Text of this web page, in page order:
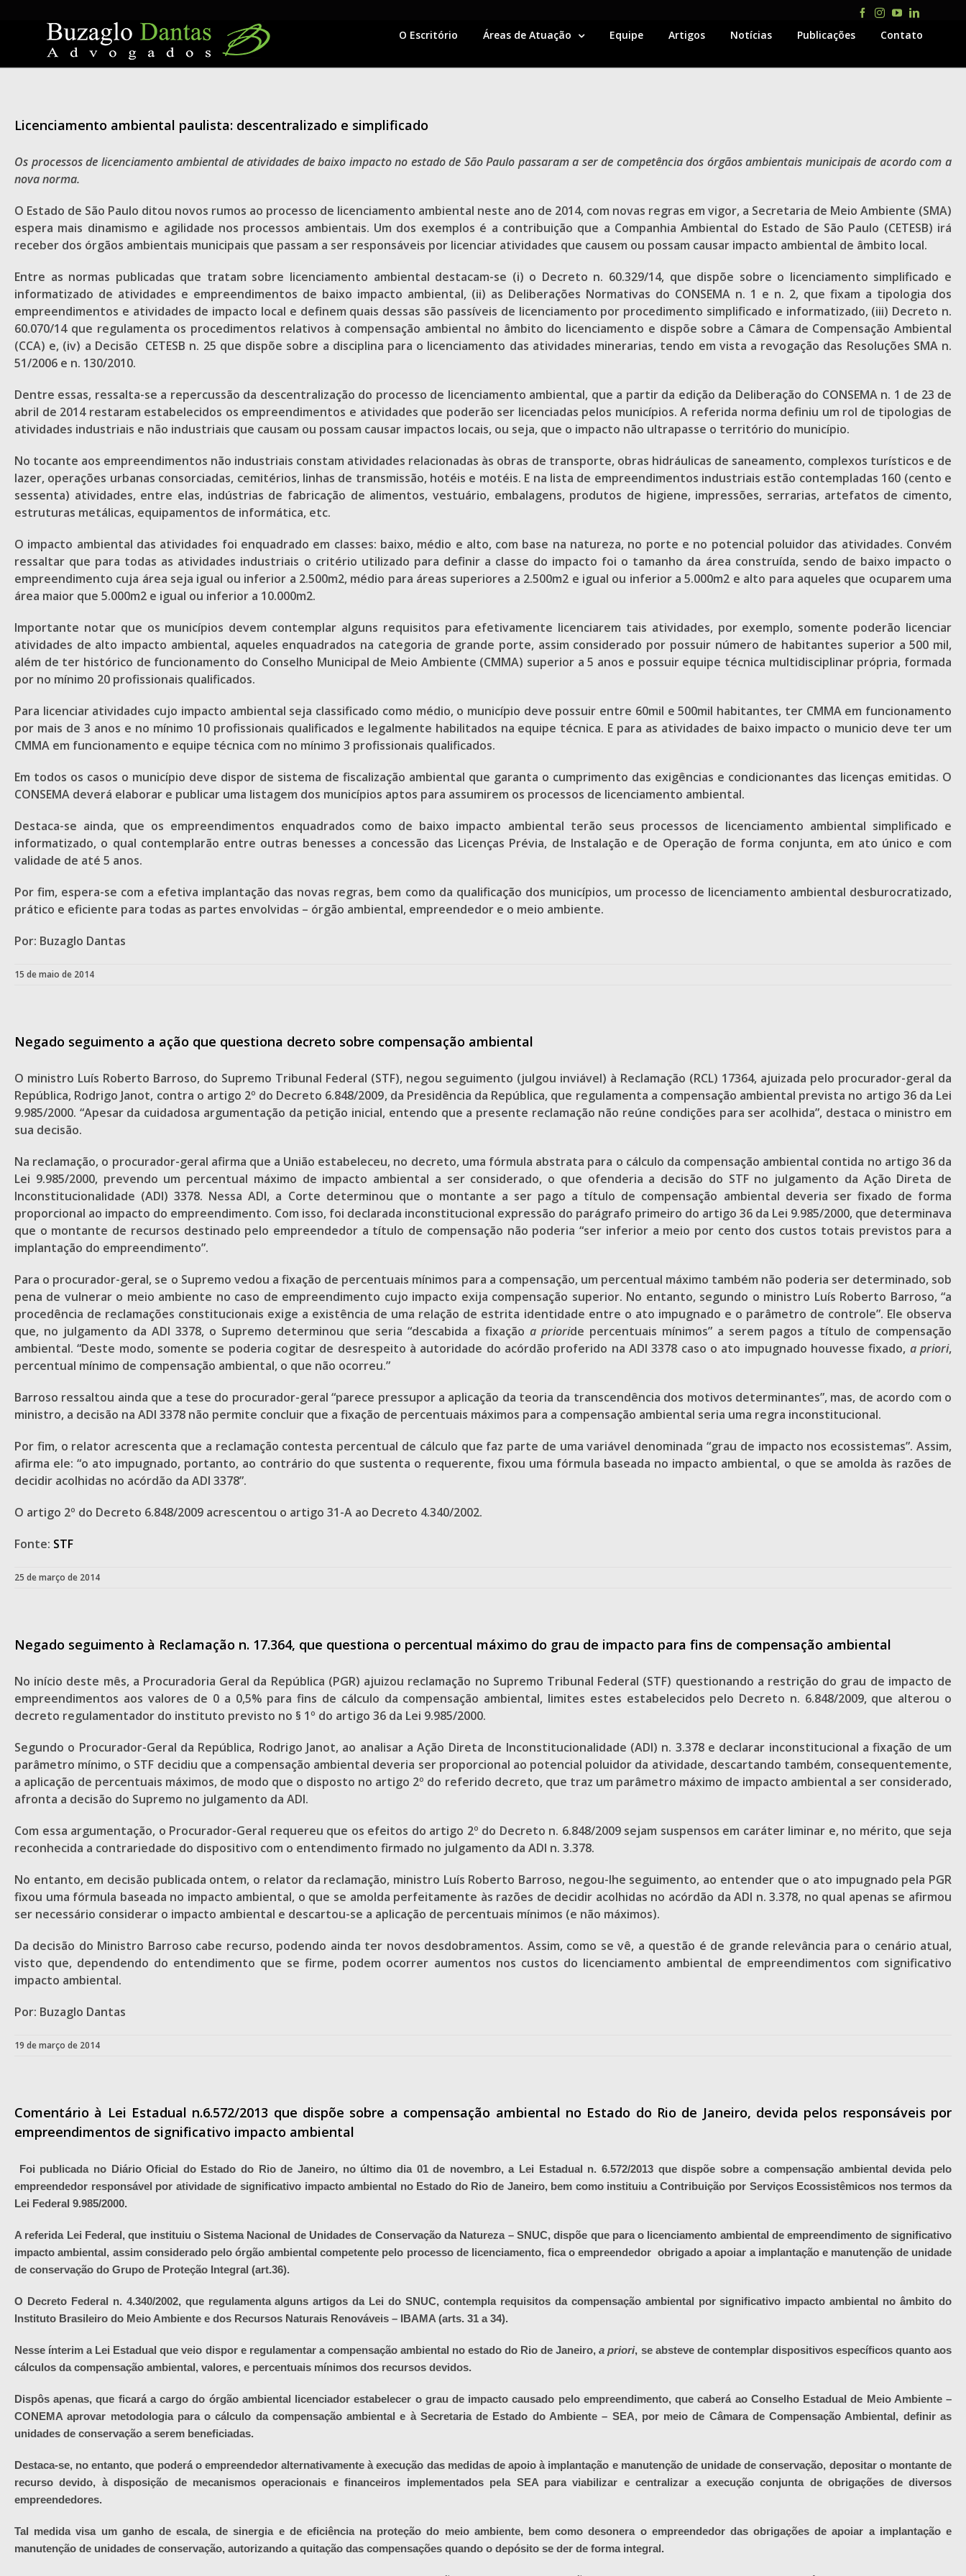
Facebook
Instagram
YouTubeLinkedIn
O Escritório Áreas de Atuação Equipe Artigos Notícias Publicações Contato
Licenciamento ambiental paulista: descentralizado e simplificado
Os processos de licenciamento ambiental de atividades de baixo impacto no estado de São Paulo passaram a ser de competência dos órgãos ambientais municipais de acordo com a
nova norma.
O Estado de São Paulo ditou novos rumos ao processo de licenciamento ambiental neste ano de 2014, com novas regras em vigor, a Secretaria de Meio Ambiente (SMA)
espera mais dinamismo e agilidade nos processos ambientais. Um dos exemplos é a contribuição que a Companhia Ambiental do Estado de São Paulo (CETESB) irá
receber dos órgãos ambientais municipais que passam a ser responsáveis por licenciar atividades que causem ou possam causar impacto ambiental de âmbito local.
Entre as normas publicadas que tratam sobre licenciamento ambiental destacam-se (i) o Decreto n. 60.329/14, que dispõe sobre o licenciamento simplificado e
informatizado de atividades e empreendimentos de baixo impacto ambiental, (ii) as Deliberações Normativas do CONSEMA n. 1 e n. 2, que fixam a tipologia dos
empreendimentos e atividades de impacto local e definem quais dessas são passíveis de licenciamento por procedimento simplificado e informatizado, (iii) Decreto n.
60.070/14 que regulamenta os procedimentos relativos à compensação ambiental no âmbito do licenciamento e dispõe sobre a Câmara de Compensação Ambiental
(CCA) e, (iv) a Decisão CETESB n. 25 que dispõe sobre a disciplina para o licenciamento das atividades minerarias, tendo em vista a revogação das Resoluções SMA n.
51/2006 e n. 130/2010.
Dentre essas, ressalta-se a repercussão da descentralização do processo de licenciamento ambiental, que a partir da edição da Deliberação do CONSEMA n. 1 de 23 de
abril de 2014 restaram estabelecidos os empreendimentos e atividades que poderão ser licenciadas pelos municípios. A referida norma definiu um rol de tipologias de
atividades industriais e não industriais que causam ou possam causar impactos locais, ou seja, que o impacto não ultrapasse o território do município.
No tocante aos empreendimentos não industriais constam atividades relacionadas às obras de transporte, obras hidráulicas de saneamento, complexos turísticos e de
lazer, operações urbanas consorciadas, cemitérios, linhas de transmissão, hotéis e motéis. E na lista de empreendimentos industriais estão contempladas 160 (cento e
sessenta) atividades, entre elas, indústrias de fabricação de alimentos, vestuário, embalagens, produtos de higiene, impressões, serrarias, artefatos de cimento,
estruturas metálicas, equipamentos de informática, etc.
O impacto ambiental das atividades foi enquadrado em classes: baixo, médio e alto, com base na natureza, no porte e no potencial poluidor das atividades. Convém
ressaltar que para todas as atividades industriais o critério utilizado para definir a classe do impacto foi o tamanho da área construída, sendo de baixo impacto o
empreendimento cuja área seja igual ou inferior a 2.500m2, médio para áreas superiores a 2.500m2 e igual ou inferior a 5.000m2 e alto para aqueles que ocuparem uma
área maior que 5.000m2 e igual ou inferior a 10.000m2.
Importante notar que os municípios devem contemplar alguns requisitos para efetivamente licenciarem tais atividades, por exemplo, somente poderão licenciar
atividades de alto impacto ambiental, aqueles enquadrados na categoria de grande porte, assim considerado por possuir número de habitantes superior a 500 mil,
além de ter histórico de funcionamento do Conselho Municipal de Meio Ambiente (CMMA) superior a 5 anos e possuir equipe técnica multidisciplinar própria, formada
por no mínimo 20 profissionais qualificados.
Para licenciar atividades cujo impacto ambiental seja classificado como médio, o município deve possuir entre 60mil e 500mil habitantes, ter CMMA em funcionamento
por mais de 3 anos e no mínimo 10 profissionais qualificados e legalmente habilitados na equipe técnica. E para as atividades de baixo impacto o municio deve ter um
CMMA em funcionamento e equipe técnica com no mínimo 3 profissionais qualificados.
Em todos os casos o município deve dispor de sistema de fiscalização ambiental que garanta o cumprimento das exigências e condicionantes das licenças emitidas. O
CONSEMA deverá elaborar e publicar uma listagem dos municípios aptos para assumirem os processos de licenciamento ambiental.
Destaca-se ainda, que os empreendimentos enquadrados como de baixo impacto ambiental terão seus processos de licenciamento ambiental simplificado e
informatizado, o qual contemplarão entre outras benesses a concessão das Licenças Prévia, de Instalação e de Operação de forma conjunta, em ato único e com
validade de até 5 anos.
Por fim, espera-se com a efetiva implantação das novas regras, bem como da qualificação dos municípios, um processo de licenciamento ambiental desburocratizado,
prático e eficiente para todas as partes envolvidas – órgão ambiental, empreendedor e o meio ambiente.
Por: Buzaglo Dantas
15 de maio de 2014
Negado seguimento a ação que questiona decreto sobre compensação ambiental
O ministro Luís Roberto Barroso, do Supremo Tribunal Federal (STF), negou seguimento (julgou inviável) à Reclamação (RCL) 17364, ajuizada pelo procurador-geral da
República, Rodrigo Janot, contra o artigo 2º do Decreto 6.848/2009, da Presidência da República, que regulamenta a compensação ambiental prevista no artigo 36 da Lei
9.985/2000. “Apesar da cuidadosa argumentação da petição inicial, entendo que a presente reclamação não reúne condições para ser acolhida”, destaca o ministro em
sua decisão.
Na reclamação, o procurador-geral afirma que a União estabeleceu, no decreto, uma fórmula abstrata para o cálculo da compensação ambiental contida no artigo 36 da
Lei 9.985/2000, prevendo um percentual máximo de impacto ambiental a ser considerado, o que ofenderia a decisão do STF no julgamento da Ação Direta de
Inconstitucionalidade (ADI) 3378. Nessa ADI, a Corte determinou que o montante a ser pago a título de compensação ambiental deveria ser fixado de forma
proporcional ao impacto do empreendimento. Com isso, foi declarada inconstitucional expressão do parágrafo primeiro do artigo 36 da Lei 9.985/2000, que determinava
que o montante de recursos destinado pelo empreendedor a título de compensação não poderia “ser inferior a meio por cento dos custos totais previstos para a
implantação do empreendimento”.
Para o procurador-geral, se o Supremo vedou a fixação de percentuais mínimos para a compensação, um percentual máximo também não poderia ser determinado, sob
pena de vulnerar o meio ambiente no caso de empreendimento cujo impacto exija compensação superior. No entanto, segundo o ministro Luís Roberto Barroso, “a
procedência de reclamações constitucionais exige a existência de uma relação de estrita identidade entre o ato impugnado e o parâmetro de controle”. Ele observa
que, no julgamento da ADI 3378, o Supremo determinou que seria “descabida a fixação a prioride percentuais mínimos” a serem pagos a título de compensação
ambiental. “Deste modo, somente se poderia cogitar de desrespeito à autoridade do acórdão proferido na ADI 3378 caso o ato impugnado houvesse fixado, a priori,
percentual mínimo de compensação ambiental, o que não ocorreu.”
Barroso ressaltou ainda que a tese do procurador-geral “parece pressupor a aplicação da teoria da transcendência dos motivos determinantes”, mas, de acordo com o
ministro, a decisão na ADI 3378 não permite concluir que a fixação de percentuais máximos para a compensação ambiental seria uma regra inconstitucional.
Por fim, o relator acrescenta que a reclamação contesta percentual de cálculo que faz parte de uma variável denominada “grau de impacto nos ecossistemas”. Assim,
afirma ele: “o ato impugnado, portanto, ao contrário do que sustenta o requerente, fixou uma fórmula baseada no impacto ambiental, o que se amolda às razões de
decidir acolhidas no acórdão da ADI 3378”.
O artigo 2º do Decreto 6.848/2009 acrescentou o artigo 31-A ao Decreto 4.340/2002.
Fonte: STF
25 de março de 2014
Negado seguimento à Reclamação n. 17.364, que questiona o percentual máximo do grau de impacto para fins de compensação ambiental
No início deste mês, a Procuradoria Geral da República (PGR) ajuizou reclamação no Supremo Tribunal Federal (STF) questionando a restrição do grau de impacto de
empreendimentos aos valores de 0 a 0,5% para fins de cálculo da compensação ambiental, limites estes estabelecidos pelo Decreto n. 6.848/2009, que alterou o
decreto regulamentador do instituto previsto no § 1º do artigo 36 da Lei 9.985/2000.
Segundo o Procurador-Geral da República, Rodrigo Janot, ao analisar a Ação Direta de Inconstitucionalidade (ADI) n. 3.378 e declarar inconstitucional a fixação de um
parâmetro mínimo, o STF decidiu que a compensação ambiental deveria ser proporcional ao potencial poluidor da atividade, descartando também, consequentemente,
a aplicação de percentuais máximos, de modo que o disposto no artigo 2º do referido decreto, que traz um parâmetro máximo de impacto ambiental a ser considerado,
afronta a decisão do Supremo no julgamento da ADI.
Com essa argumentação, o Procurador-Geral requereu que os efeitos do artigo 2º do Decreto n. 6.848/2009 sejam suspensos em caráter liminar e, no mérito, que seja
reconhecida a contrariedade do dispositivo com o entendimento firmado no julgamento da ADI n. 3.378.
No entanto, em decisão publicada ontem, o relator da reclamação, ministro Luís Roberto Barroso, negou-lhe seguimento, ao entender que o ato impugnado pela PGR
fixou uma fórmula baseada no impacto ambiental, o que se amolda perfeitamente às razões de decidir acolhidas no acórdão da ADI n. 3.378, no qual apenas se afirmou
ser necessário considerar o impacto ambiental e descartou-se a aplicação de percentuais mínimos (e não máximos).
Da decisão do Ministro Barroso cabe recurso, podendo ainda ter novos desdobramentos. Assim, como se vê, a questão é de grande relevância para o cenário atual,
visto que, dependendo do entendimento que se firme, podem ocorrer aumentos nos custos do licenciamento ambiental de empreendimentos com significativo
impacto ambiental.
Por: Buzaglo Dantas
19 de março de 2014
Comentário à Lei Estadual n.6.572/2013 que dispõe sobre a compensação ambiental no Estado do Rio de Janeiro, devida pelos responsáveis por
empreendimentos de significativo impacto ambiental
Foi publicada no Diário Oficial do Estado do Rio de Janeiro, no último dia 01 de novembro, a Lei Estadual n. 6.572/2013 que dispõe sobre a compensação ambiental devida pelo
empreendedor responsável por atividade de significativo impacto ambiental no Estado do Rio de Janeiro, bem como instituiu a Contribuição por Serviços Ecossistêmicos nos termos da
Lei Federal 9.985/2000.
A referida Lei Federal, que instituiu o Sistema Nacional de Unidades de Conservação da Natureza – SNUC, dispõe que para o licenciamento ambiental de empreendimento de significativo
impacto ambiental, assim considerado pelo órgão ambiental competente pelo processo de licenciamento, fica o empreendedor obrigado a apoiar a implantação e manutenção de unidade
de conservação do Grupo de Proteção Integral (art.36).
O Decreto Federal n. 4.340/2002, que regulamenta alguns artigos da Lei do SNUC, contempla requisitos da compensação ambiental por significativo impacto ambiental no âmbito do
Instituto Brasileiro do Meio Ambiente e dos Recursos Naturais Renováveis – IBAMA (arts. 31 a 34).
Nesse ínterim a Lei Estadual que veio dispor e regulamentar a compensação ambiental no estado do Rio de Janeiro, a priori, se absteve de contemplar dispositivos específicos quanto aos
cálculos da compensação ambiental, valores, e percentuais mínimos dos recursos devidos.
Dispôs apenas, que ficará a cargo do órgão ambiental licenciador estabelecer o grau de impacto causado pelo empreendimento, que caberá ao Conselho Estadual de Meio Ambiente –
CONEMA aprovar metodologia para o cálculo da compensação ambiental e à Secretaria de Estado do Ambiente – SEA, por meio de Câmara de Compensação Ambiental, definir as
unidades de conservação a serem beneficiadas.
Destaca-se, no entanto, que poderá o empreendedor alternativamente à execução das medidas de apoio à implantação e manutenção de unidade de conservação, depositar o montante de
recurso devido, à disposição de mecanismos operacionais e financeiros implementados pela SEA para viabilizar e centralizar a execução conjunta de obrigações de diversos
empreendedores.
Tal medida visa um ganho de escala, de sinergia e de eficiência na proteção do meio ambiente, bem como desonera o empreendedor das obrigações de apoiar a implantação e
manutenção de unidades de conservação, autorizando a quitação das compensações quando o depósito se der de forma integral.